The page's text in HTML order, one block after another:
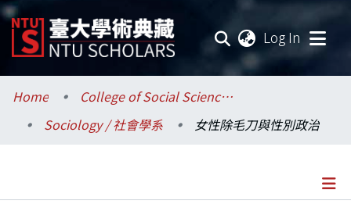
Log In
Communities & Collections
Research Outputs
Home
College of Social Sciences / 社會科學院
Sociology / 社會學系
女性除毛刀與性別政治